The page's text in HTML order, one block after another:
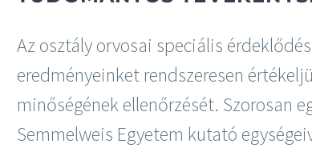
Az osztály orvosai speciális
eredményeinket rendszeresen
minőségének ellenőrzését. Szorosan
Semmelweis Egyetem kutató